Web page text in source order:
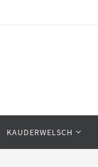
KAUDERWELSCH